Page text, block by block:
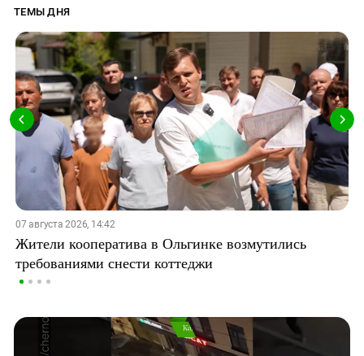
ТЕМЫ ДНЯ
07 августа 2026, 14:42
Жители кооператива в Ольгинке возмутились
требованиями снести коттеджи